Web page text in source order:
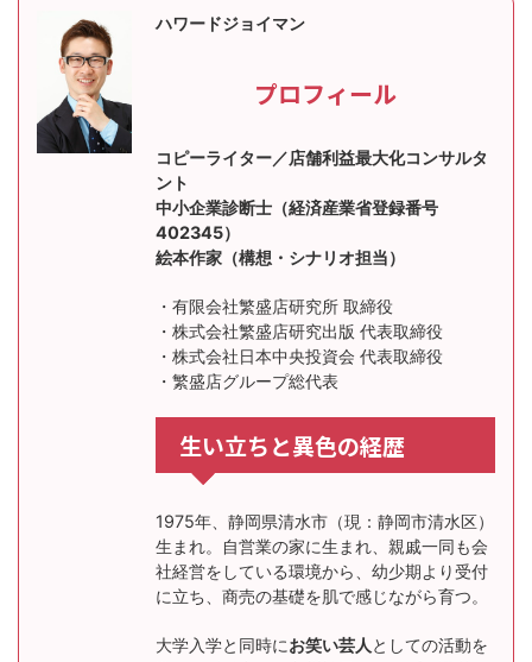
ハワードジョイマン
プロフィール
コピーライター／店舗利益最大化コンサルタ
ント
中小企業診断士（経済産業省登録番号
402345）
絵本作家（構想・シナリオ担当）
・有限会社繁盛店研究所 取締役
・株式会社繁盛店研究出版 代表取締役
・株式会社日本中央投資会 代表取締役
・繁盛店グループ総代表
生い立ちと異色の経歴
1975年、静岡県清水市（現：静岡市清水区）
生まれ。自営業の家に生まれ、親戚一同も会
社経営をしている環境から、幼少期より受付
に立ち、商売の基礎を肌で感じながら育つ。
大学入学と同時にお笑い芸人 としての活動を